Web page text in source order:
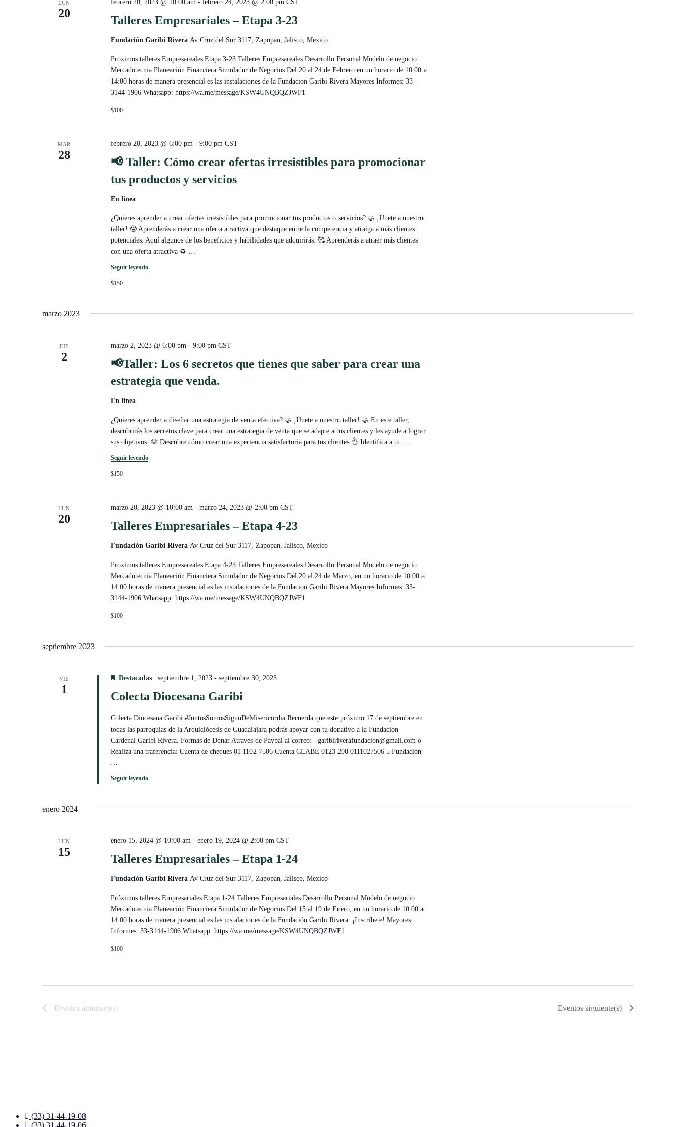
LUN
20
Talleres Empresariales – Etapa 3-23
febrero 20, 2023 @ 10:00 am- febrero 24, 2023 @ 2:00 pm CST
Fundación Garibi Rivera Av Cruz del Sur 3117, Zapopan, Jalisco, Mexico
Proximos talleres Empresareales Etapa 3-23 Talleres Empresareales Desarrollo Personal Modelo de negocio
Mercadotecnia Planeación Financiera Simulador de Negocios Del 20 al 24 de Febrero en un horario de 10:00 a
14:00 horas de manera presencial es las instalaciones de la Fundacion Garibi Rivera Mayores Informes: 33-
3144-1906 Whatsapp: https://wa.me/message/KSW4UNQBQZJWF1
$100
MAR
28
📢 Taller: Cómo crear ofertas irresistibles para promocionar
tus productos y servicios
febrero 28, 2023 @ 6:00 pm- 9:00 pm CST
En linea
¿Quieres aprender a crear ofertas irresistibles para promocionar tus productos o servicios? 🤝 ¡Únete a nuestro
taller! 🤓 Aprenderás a crear una oferta atractiva que destaque entre la competencia y atraiga a más clientes
potenciales. Aquí algunos de los beneficios y habilidades que adquirirás: 🥰 Aprenderás a atraer más clientes
con una oferta atractiva ♻ …
Seguir leyendo
$150
marzo 2023
JUE
2
📢Taller: Los 6 secretos que tienes que saber para crear una
estrategia que venda.
marzo 2, 2023 @ 6:00 pm- 9:00 pm CST
En linea
¿Quieres aprender a diseñar una estrategia de venta efectiva? 🤝 ¡Únete a nuestro taller! 🤝 En este taller,
descubrirás los secretos clave para crear una estrategia de venta que se adapte a tus clientes y les ayude a lograr
sus objetivos. 🫶 Descubre cómo crear una experiencia satisfactoria para tus clientes 👌 Identifica a tu…
Seguir leyendo
$150
LUN
20
Talleres Empresariales – Etapa 4-23
marzo 20, 2023 @ 10:00 am- marzo 24, 2023 @ 2:00 pm CST
Fundación Garibi Rivera Av Cruz del Sur 3117, Zapopan, Jalisco, Mexico
Proximos talleres Empresareales Etapa 4-23 Talleres Empresareales Desarrollo Personal Modelo de negocio
Mercadotecnia Planeación Financiera Simulador de Negocios Del 20 al 24 de Marzo, en un horario de 10:00 a
14:00 horas de manera presencial es las instalaciones de la Fundacion Garibi Rivera Mayores Informes: 33-
3144-1906 Whatsapp: https://wa.me/message/KSW4UNQBQZJWF1
$100
septiembre 2023
VIE
1
Colecta Diocesana Garibi
Destacadas septiembre 1, 2023- septiembre 30, 2023
Colecta Diocesana Garibi #JuntosSomosSignoDeMisericordia Recuerda que este próximo 17 de septiembre en
todas las parroquias de la Arquidiócesis de Guadalajara podrás apoyar con tu donativo a la Fundación
Cardenal Garibi Rivera. Formas de Donar Atraves de Paypal al correo: garibiriverafundacion@gmail.com o
Realiza una traferencia: Cuenta de cheques 01 1102 7506 Cuenta CLABE 0123 200 0111027506 5 Fundación
…
Seguir leyendo
enero 2024
LUN
15
Talleres Empresariales – Etapa 1-24
enero 15, 2024 @ 10:00 am- enero 19, 2024 @ 2:00 pm CST
Fundación Garibi Rivera Av Cruz del Sur 3117, Zapopan, Jalisco, Mexico
Próximos talleres Empresariales Etapa 1-24 Talleres Empresariales Desarrollo Personal Modelo de negocio
Mercadotecnia Planeación Financiera Simulador de Negocios Del 15 al 19 de Enero, en un horario de 10:00 a
14:00 horas de manera presencial es las instalaciones de la Fundación Garibi Rivera. ¡Inscríbete! Mayores
Informes: 33-3144-1906 Whatsapp: https://wa.me/message/KSW4UNQBQZJWF1
$100
Eventos anterior(es) Eventos siguiente(s)
(33) 31-44-19-08
(33) 31-44-19-06